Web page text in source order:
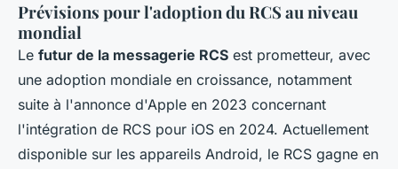
Prévisions pour l'adoption du RCS au niveau
mondial
Le futur de la messagerie RCS est prometteur, avec
une adoption mondiale en croissance, notamment
suite à l'annonce d'Apple en 2023 concernant
l'intégration de RCS pour iOS en 2024. Actuellement
disponible sur les appareils Android, le RCS gagne en